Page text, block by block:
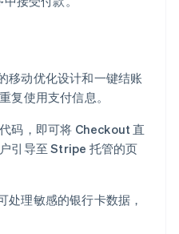
移动优化设计和一键结账
复使用支付信息。
码，即可将 Checkout 直
引导至 Stripe 托管的页
处理敏感的银行卡数据，